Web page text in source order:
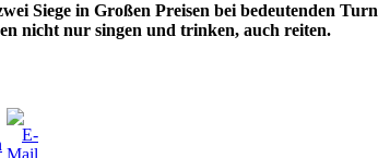
Siege in Großen Preisen bei bedeutenden
nicht nur singen und trinken, auch reiten.